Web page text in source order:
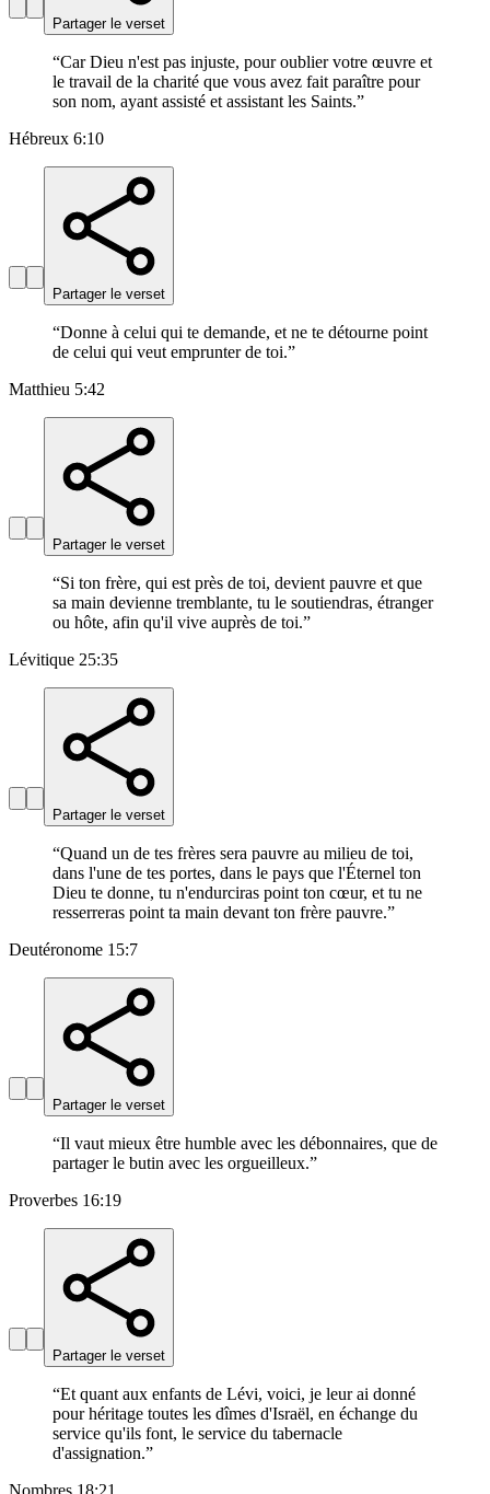
Partager le verset
“Car Dieu n'est pas injuste, pour oublier votre œuvre et
le travail de la charité que vous avez fait paraître pour
son nom, ayant assisté et assistant les Saints.”
Hébreux 6:10
Partager le verset
“Donne à celui qui te demande, et ne te détourne point
de celui qui veut emprunter de toi.”
Matthieu 5:42
Partager le verset
“Si ton frère, qui est près de toi, devient pauvre et que
sa main devienne tremblante, tu le soutiendras, étranger
ou hôte, afin qu'il vive auprès de toi.”
Lévitique 25:35
Partager le verset
“Quand un de tes frères sera pauvre au milieu de toi,
dans l'une de tes portes, dans le pays que l'Éternel ton
Dieu te donne, tu n'endurciras point ton cœur, et tu ne
resserreras point ta main devant ton frère pauvre.”
Deutéronome 15:7
Partager le verset
“Il vaut mieux être humble avec les débonnaires, que de
partager le butin avec les orgueilleux.”
Proverbes 16:19
Partager le verset
“Et quant aux enfants de Lévi, voici, je leur ai donné
pour héritage toutes les dîmes d'Israël, en échange du
service qu'ils font, le service du tabernacle
d'assignation.”